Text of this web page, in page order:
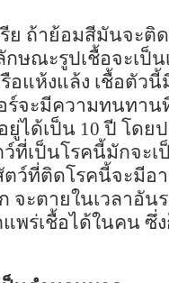
ย ถ้าย้อมสีมันจะติ
กษณะรูปเชื้อจะเป็
อแห้งแล้ง เชื้อตัว
ร์จะมีความทนทา
ยู่ได้เป็น 10ปี โดย
ว์ที่เป็นโรคนี้มักจะ
ว์ที่ติดโรคนี้จะมีอ
ะตายในเวลาอัน
พร่เชื้อได้ในคน ซึ่